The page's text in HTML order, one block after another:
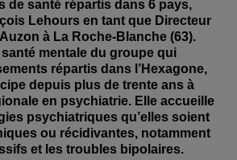
de santé répartis dans 6 pays,
Lehours en tant que Directeur
à La Roche-Blanche (63).
mentale du groupe qui
répartis dans l’Hexagone,
depuis plus de trente ans à
en psychiatrie. Elle accueille
psychiatriques qu’elles soient
ou récidivantes, notamment
et les troubles bipolaires.